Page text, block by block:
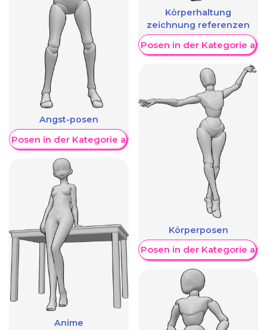
Angst-posen
Posen in der Kategorie anzeigen
Anime
Körperhaltung
zeichnung referenzen
Weitere Posen in der Kategorie
Körperposen
Weitere Posen in der Kategorie